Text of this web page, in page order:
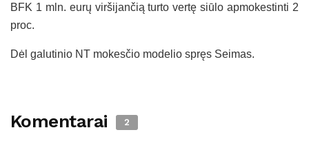
BFK 1 mln. eurų viršijančią turto vertę siūlo apmokestinti 2
proc.
Dėl galutinio NT mokesčio modelio spręs Seimas.
Komentarai 2